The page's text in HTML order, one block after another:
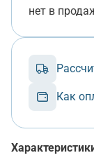
нет в
Как